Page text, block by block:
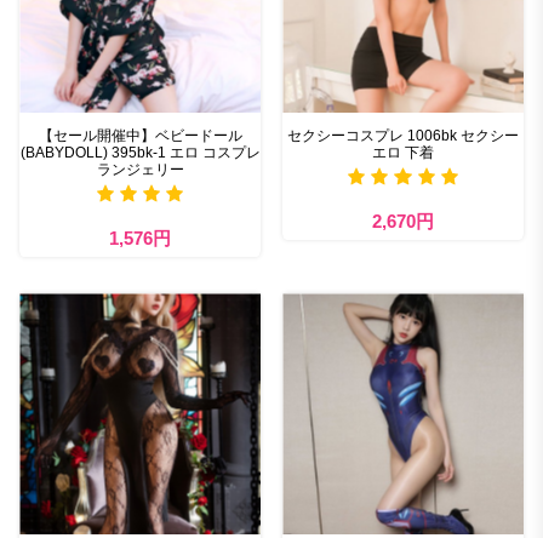
【セール開催中】ベビードール
(BABYDOLL) 395bk-1 エロ コスプレ
ランジェリー
1,576円
セクシーコスプレ 1006bk セクシー
エロ 下着
2,670円